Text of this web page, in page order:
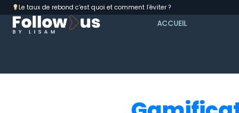
Le taux de rebond c’est quoi et comment l’éviter ?
ACCUEIL